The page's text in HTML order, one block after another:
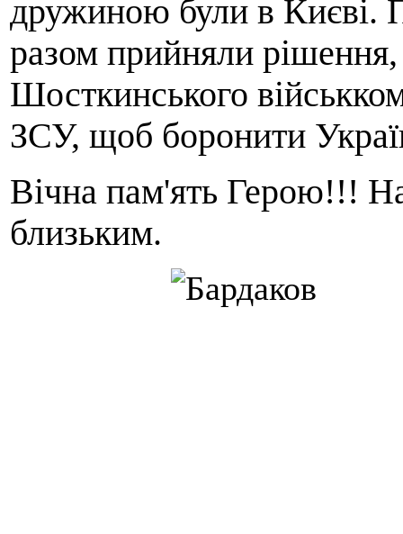
дружиною були в Києві.
разом прийняли
Шосткинського
ЗСУ, щоб боронити
Вічна пам'ять Герою!!!
близьким.